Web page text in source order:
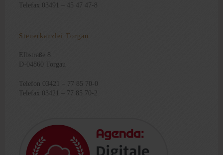
Telefax 03491 – 45 47 47-8
Steuerkanzlei Torgau
Elbstraße 8
D-04860 Torgau
Telefon 03421 – 77 85 70-0
Telefax 03421 – 77 85 70-2